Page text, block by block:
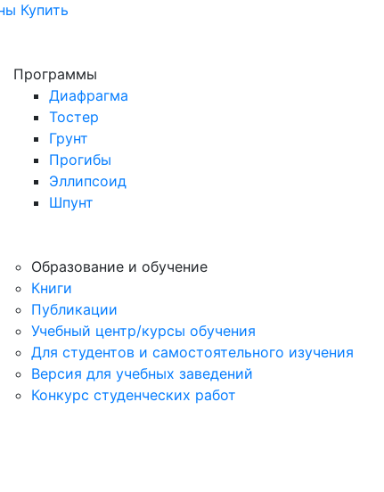
Купить
Программы
Диафрагма
Тостер
Грунт
Прогибы
Эллипсоид
Шпунт
Образование и обучение
Книги
Публикации
Учебный центр/курсы обучения
Для студентов и самостоятельного изучения
Версия для учебных заведений
Конкурс студенческих работ